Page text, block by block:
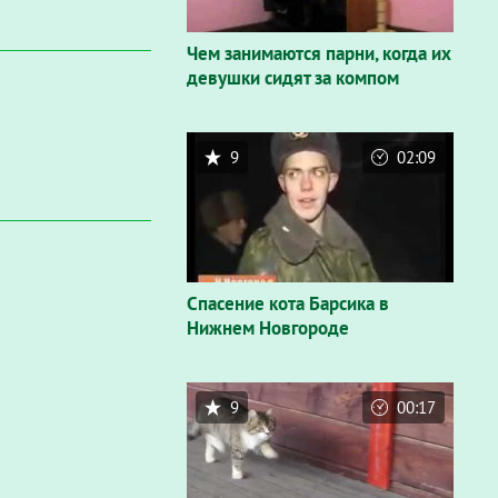
Чем занимаются парни, когда их
девушки сидят за компом
Спасение кота Барсика в
Нижнем Новгороде
9 02:09
9 00:17